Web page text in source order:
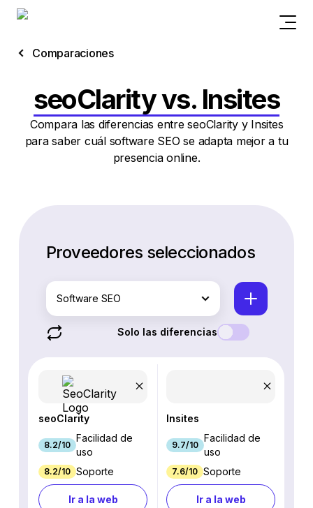
Comparaciones
seoClarity vs. Insites
Compara las diferencias entre seoClarity y Insites
para saber cuál software SEO se adapta mejor a tu
presencia online.
Proveedores seleccionados
Software SEO
Solo las diferencias
seoClarity
8.2/10
Facilidad de
uso
8.2/10 Soporte
Ir a la web
Insites
9.7/10
Facilidad de
uso
7.6/10 Soporte
Ir a la web